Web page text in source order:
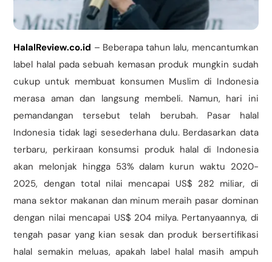
HalalReview.co.id – Beberapa tahun lalu, mencantumkan
label halal pada sebuah kemasan produk mungkin sudah
cukup untuk membuat konsumen Muslim di Indonesia
merasa aman dan langsung membeli. Namun, hari ini
pemandangan tersebut telah berubah. Pasar halal
Indonesia tidak lagi sesederhana dulu. Berdasarkan data
terbaru, perkiraan konsumsi produk halal di Indonesia
akan melonjak hingga 53% dalam kurun waktu 2020-
2025, dengan total nilai mencapai US$ 282 miliar, di
mana sektor makanan dan minum meraih pasar dominan
dengan nilai mencapai US$ 204 milya. Pertanyaannya, di
tengah pasar yang kian sesak dan produk bersertifikasi
halal semakin meluas, apakah label halal masih ampuh